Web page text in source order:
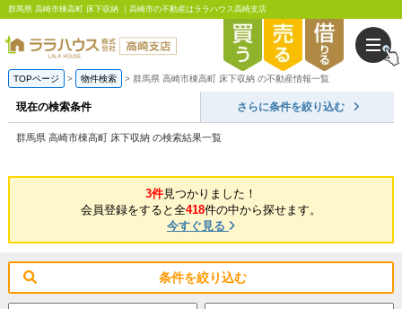
群馬県 高崎市棟高町 床下収納 ｜高崎市の不動産はララハウス高崎支店
TOPページ 物件検索 群馬県 高崎市棟高町 床下収納 の不動産情報一覧
現在の検索条件 さらに条件を絞り込む
群馬県 高崎市棟高町 床下収納 の検索結果一覧
3件見つかりました！
会員登録をすると全418件の中から探せます。
今すぐ見る
条件を絞り込む